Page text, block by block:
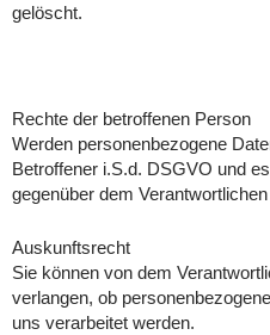
gelöscht.
Rechte der betroffenen Person
Werden personenbezogene
Betroffener i.S.d. DSGVO und
gegenüber dem
Auskunftsrecht
Sie können von dem
verlangen, ob
uns verarbeitet werden.